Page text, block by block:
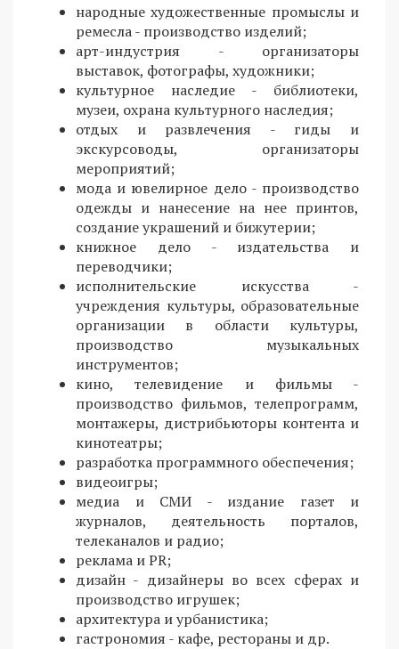
народные художественные промыслы и
ремесла - производство изделий;
арт-индустрия - организаторы
выставок, фотографы, художники;
культурное наследие - библиотеки,
музеи, охрана культурного наследия;
отдых и развлечения - гиды и
экскурсоводы, организаторы
мероприятий;
мода и ювелирное дело - производство
одежды и нанесение на нее принтов,
создание украшений и бижутерии;
книжное дело - издательства и
переводчики;
исполнительские искусства -
учреждения культуры, образовательные
организации в области культуры,
производство музыкальных
инструментов;
кино, телевидение и фильмы -
производство фильмов, телепрограмм,
монтажеры, дистрибьюторы контента и
кинотеатры;
разработка программного обеспечения;
видеоигры;
медиа и СМИ - издание газет и
журналов, деятельность порталов,
телеканалов и радио;
реклама и PR;
дизайн - дизайнеры во всех сферах и
производство игрушек;
архитектура и урбанистика;
гастрономия - кафе, рестораны и др.